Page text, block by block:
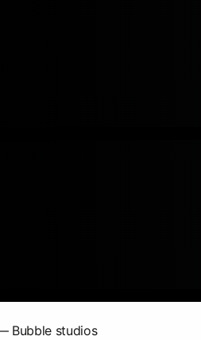
Bubble studios